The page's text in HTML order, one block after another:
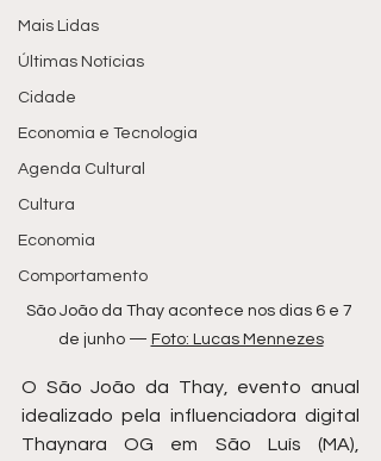
Mais Lidas
Últimas Notícias
Cidade
Economia e Tecnologia
Agenda Cultural
Cultura
Economia
Comportamento
São João da Thay acontece nos dias 6 e 7
de junho — Foto: Lucas Mennezes
O São João da Thay, evento anual
idealizado pela influenciadora digital
Thaynara OG em São Luís (MA),